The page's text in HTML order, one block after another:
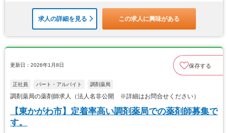
求人の詳細を見る この求人に興味がある
更新日：2026年1月8日 保存する
正社員 パート・アルバイト 調剤薬局
調剤薬局の薬剤師求人（法人名非公開 ※詳細はお問合せください）
【東かがわ市】定着率高い調剤薬局での薬剤師募集で
す。